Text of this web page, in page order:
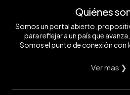
Quiénes
Somos un portal abierto,
para reflejar a un país que
Somos el punto de conexión con
Ver mas ❯